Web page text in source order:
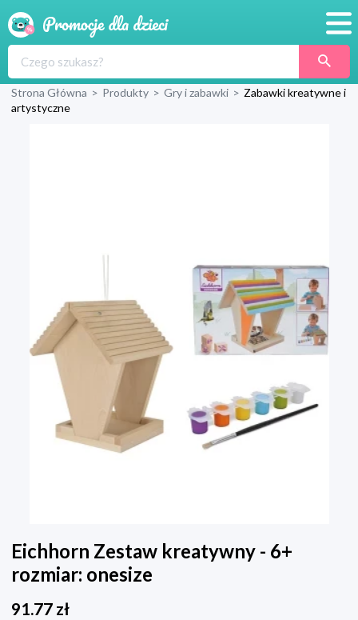
Produkty
Strona Główna > Produkty > Gry i zabawki > Zabawki kreatywne i
artystyczne
Eichhorn Zestaw kreatywny - 6+
rozmiar: onesize
91.77 zł